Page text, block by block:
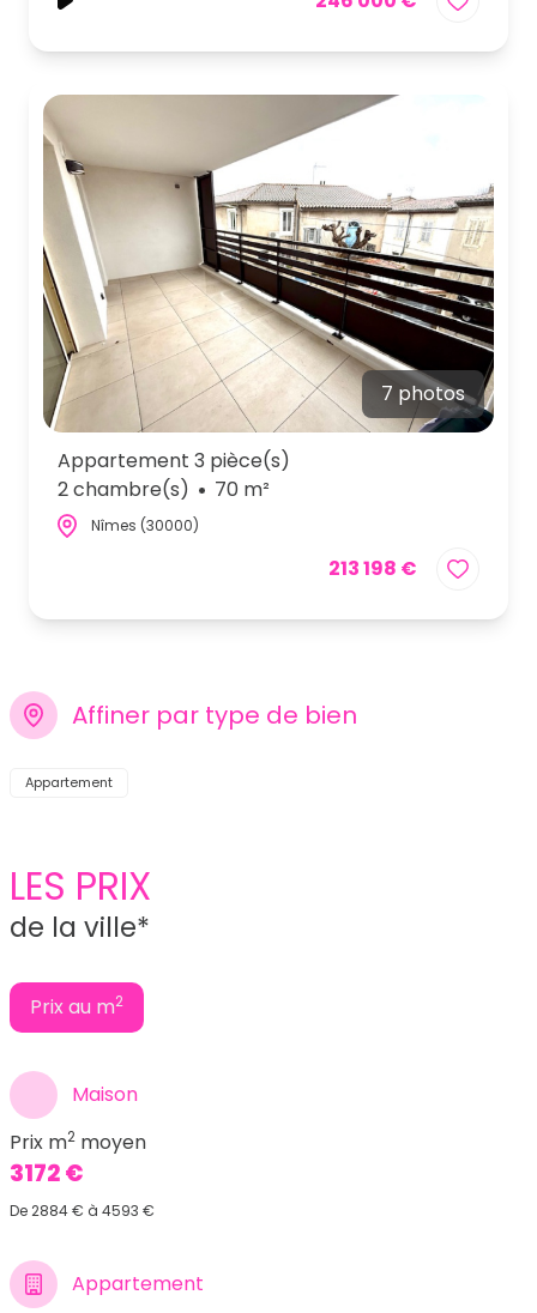
7 photos
Appartement 3 pièce(s)
2 chambre(s)
70 m²
Nîmes (30000)
213 198 €
Affiner par type de bien
Appartement
LES PRIX
de la ville*
Prix au m2
Maison
Prix m2 moyen
3172 €
De 2884 € à 4593 €
Appartement